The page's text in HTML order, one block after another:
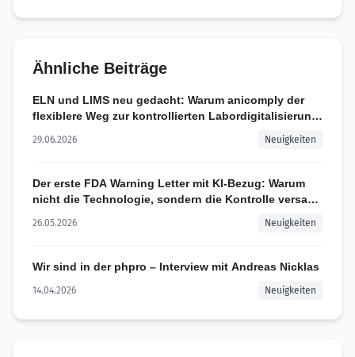
Ähnliche Beiträge
ELN und LIMS neu gedacht: Warum anicomply der
flexiblere Weg zur kontrollierten Labordigitalisierung
29.06.2026 Neuigkeiten
Der erste FDA Warning Letter mit KI-Bezug: Warum
nicht die Technologie, sondern die Kontrolle versagt
26.05.2026 Neuigkeiten
Wir sind in der phpro – Interview mit Andreas Nicklas
14.04.2026 Neuigkeiten